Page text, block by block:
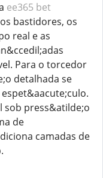
ee365 bet
bastidores, os
real e as
Para o torcedor
detalhada se
sob press&atilde;o
de
camadas de